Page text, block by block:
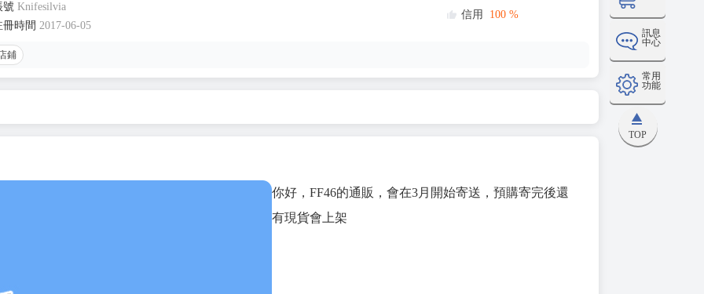
訊息
中心
常用
功能
TOP
號 Knifesilvia
時間 2017-06-05
信用
100 %
鋪
你好，FF46的通販，會在3月開始寄送，預購寄完後還
有現貨會上架